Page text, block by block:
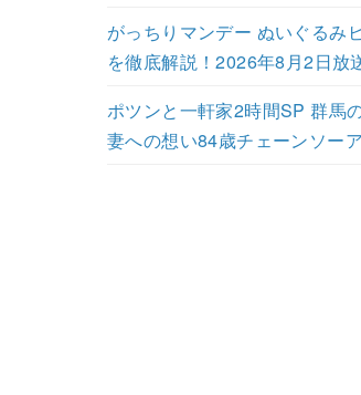
がっちりマンデー ぬいぐるみ
を徹底解説！2026年8月2日放
ポツンと一軒家2時間SP 群馬
妻への想い84歳チェーンソー